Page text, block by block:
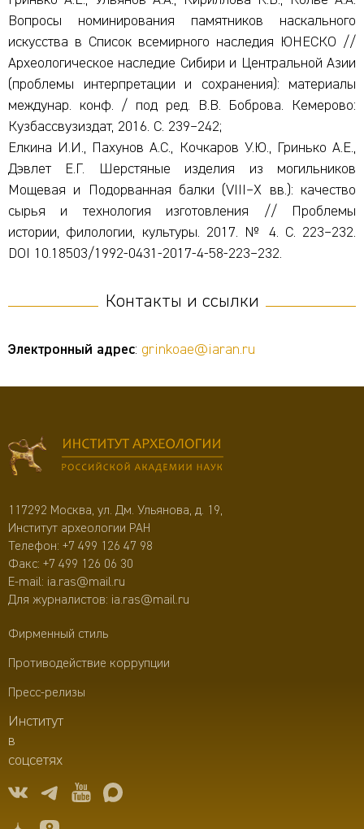
Вопросы номинирования памятников наскального
искусства в Cписок всемирного наследия ЮНЕСКО //
Археологическое наследие Сибири и Центральной Азии
(проблемы интерпретации и сохранения): материалы
междунар. конф. / под ред. В.В. Боброва. Кемерово:
Кузбассвузиздат, 2016. С. 239–242;
Елкина И.И., Пахунов А.С., Кочкаров У.Ю., Гринько А.Е.,
Дэвлет Е.Г. Шерстяные изделия из могильников
Мощевая и Подорванная балки (VIII–X вв.): качество
сырья и технология изготовления // Проблемы
истории, филологии, культуры. 2017. № 4. С. 223–232.
DOI 10.18503/1992-0431-2017-4-58-223–232.
Контакты и ссылки
Электронный адрес: grinkoae@iaran.ru
117292 Москва, ул. Дм. Ульянова, д. 19,
Институт археологии РАН
Телефон: +7 499 126 47 98
Факс: +7 499 126 06 30
E-mail: ia.ras@mail.ru
Для журналистов: ia.ras@mail.ru
Фирменный стиль
Противодействие коррупции
Пресс-релизы
Институт
в
соцсетях